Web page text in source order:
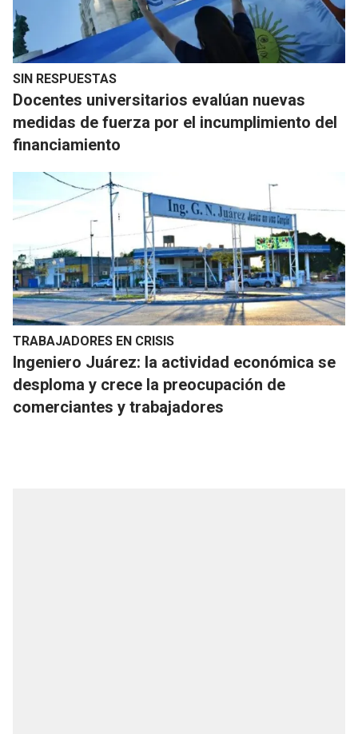
SIN RESPUESTAS
Docentes universitarios evalúan nuevas
medidas de fuerza por el incumplimiento del
financiamiento
TRABAJADORES EN CRISIS
Ingeniero Juárez: la actividad económica se
desploma y crece la preocupación de
comerciantes y trabajadores